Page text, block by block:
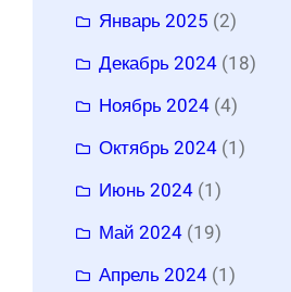
Январь 2025 (2)
Декабрь 2024 (18)
Ноябрь 2024 (4)
Октябрь 2024 (1)
Июнь 2024 (1)
Май 2024 (19)
Апрель 2024 (1)